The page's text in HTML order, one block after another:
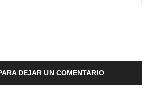
DEJAR UN COMENTARIO